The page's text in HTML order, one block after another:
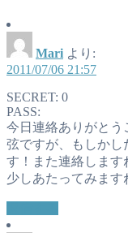
Mari より:
2011/07/06 21:57
SECRET: 0
PASS:
今日連絡ありがとう
弦ですが、もしかし
す！また連絡します
少しあたってみます